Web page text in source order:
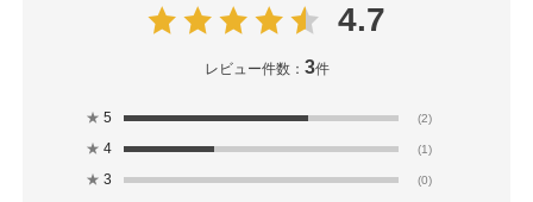
4.7
レビュー件数： 3件
★ 5 (2)
★ 4 (1)
★ 3 (0)